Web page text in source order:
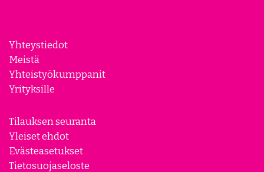
Yhteystiedot
Meistä
Yhteistyökumppanit
Yrityksille
Tilauksen seuranta
Yleiset ehdot
Evästeasetukset
Tietosuojaseloste